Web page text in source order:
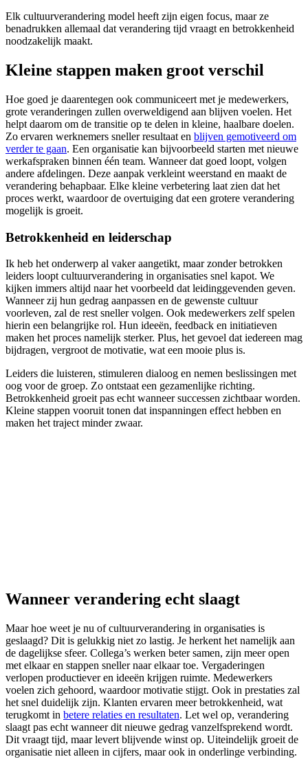
Elk cultuurverandering model heeft zijn eigen focus, maar ze
benadrukken allemaal dat verandering tijd vraagt en betrokkenheid
noodzakelijk maakt.
Kleine stappen maken groot verschil
Hoe goed je daarentegen ook communiceert met je medewerkers,
grote veranderingen zullen overweldigend aan blijven voelen. Het
helpt daarom om de transitie op te delen in kleine, haalbare doelen.
Zo ervaren werknemers sneller resultaat en blijven gemotiveerd om
verder te gaan. Een organisatie kan bijvoorbeeld starten met nieuwe
werkafspraken binnen één team. Wanneer dat goed loopt, volgen
andere afdelingen. Deze aanpak verkleint weerstand en maakt de
verandering behapbaar. Elke kleine verbetering laat zien dat het
proces werkt, waardoor de overtuiging dat een grotere verandering
mogelijk is groeit.
Betrokkenheid en leiderschap
Ik heb het onderwerp al vaker aangetikt, maar zonder betrokken
leiders loopt cultuurverandering in organisaties snel kapot. We
kijken immers altijd naar het voorbeeld dat leidinggevenden geven.
Wanneer zij hun gedrag aanpassen en de gewenste cultuur
voorleven, zal de rest sneller volgen. Ook medewerkers zelf spelen
hierin een belangrijke rol. Hun ideeën, feedback en initiatieven
maken het proces namelijk sterker. Plus, het gevoel dat iedereen mag
bijdragen, vergroot de motivatie, wat een mooie plus is.
Leiders die luisteren, stimuleren dialoog en nemen beslissingen met
oog voor de groep. Zo ontstaat een gezamenlijke richting.
Betrokkenheid groeit pas echt wanneer successen zichtbaar worden.
Kleine stappen vooruit tonen dat inspanningen effect hebben en
maken het traject minder zwaar.
Wanneer verandering echt slaagt
Maar hoe weet je nu of cultuurverandering in organisaties is
geslaagd? Dit is gelukkig niet zo lastig. Je herkent het namelijk aan
de dagelijkse sfeer. Collega’s werken beter samen, zijn meer open
met elkaar en stappen sneller naar elkaar toe. Vergaderingen
verlopen productiever en ideeën krijgen ruimte. Medewerkers
voelen zich gehoord, waardoor motivatie stijgt. Ook in prestaties zal
het snel duidelijk zijn. Klanten ervaren meer betrokkenheid, wat
terugkomt in betere relaties en resultaten. Let wel op, verandering
slaagt pas echt wanneer dit nieuwe gedrag vanzelfsprekend wordt.
Dit vraagt tijd, maar levert blijvende winst op. Uiteindelijk groeit de
organisatie niet alleen in cijfers, maar ook in onderlinge verbinding.